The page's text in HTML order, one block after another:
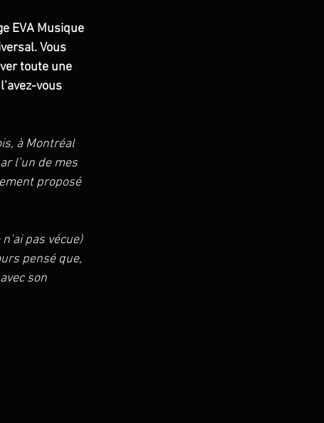
EVA Musique
Vous
toute une
vous
à Montréal
l’un de mes
proposé
pas vécue)
pensé que,
son